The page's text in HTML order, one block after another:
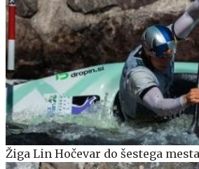
Žiga Lin Hočevar do šestega